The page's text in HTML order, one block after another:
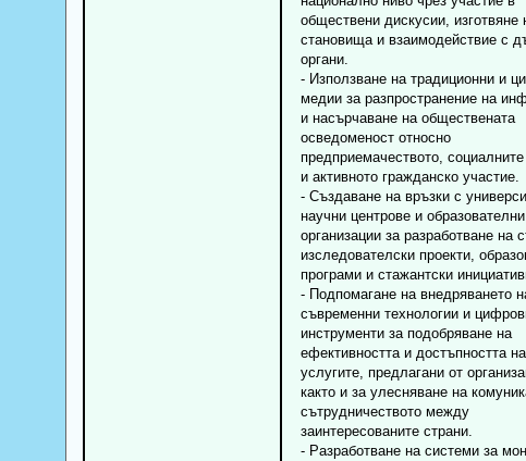
обществени дискусии, изготвяне
становища и взаимодействие с
органи.
- Използване на традиционни и
медии за разпространение на
и насърчаване на обществената
осведоменост относно
предприемачеството,
и активното гражданско участие.
- Създаване на връзки с
научни центрове и образователни
организации за разработване на
изследователски проекти,
програми и стажантски
- Подпомагане на внедряването
съвременни технологии и
инструменти за подобряване на
ефективността и достъпността на
услугите, предлагани от
както и за улесняване на
сътрудничеството между
заинтересованите страни.
- Разработване на системи за